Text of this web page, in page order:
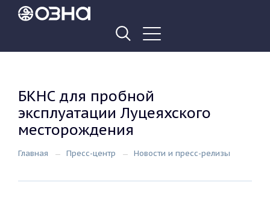
БКНС для пробной
эксплуатации Луцеяхского
месторождения
Главная Пресс-центр Новости и пресс-релизы